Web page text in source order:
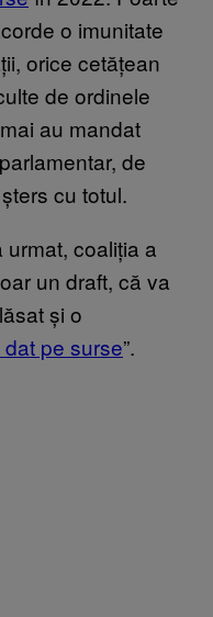
o imunitate
orice cetățean
de ordinele
au mandat
de
cu totul.
coaliția a
un draft, că va
și o
pe surse”.